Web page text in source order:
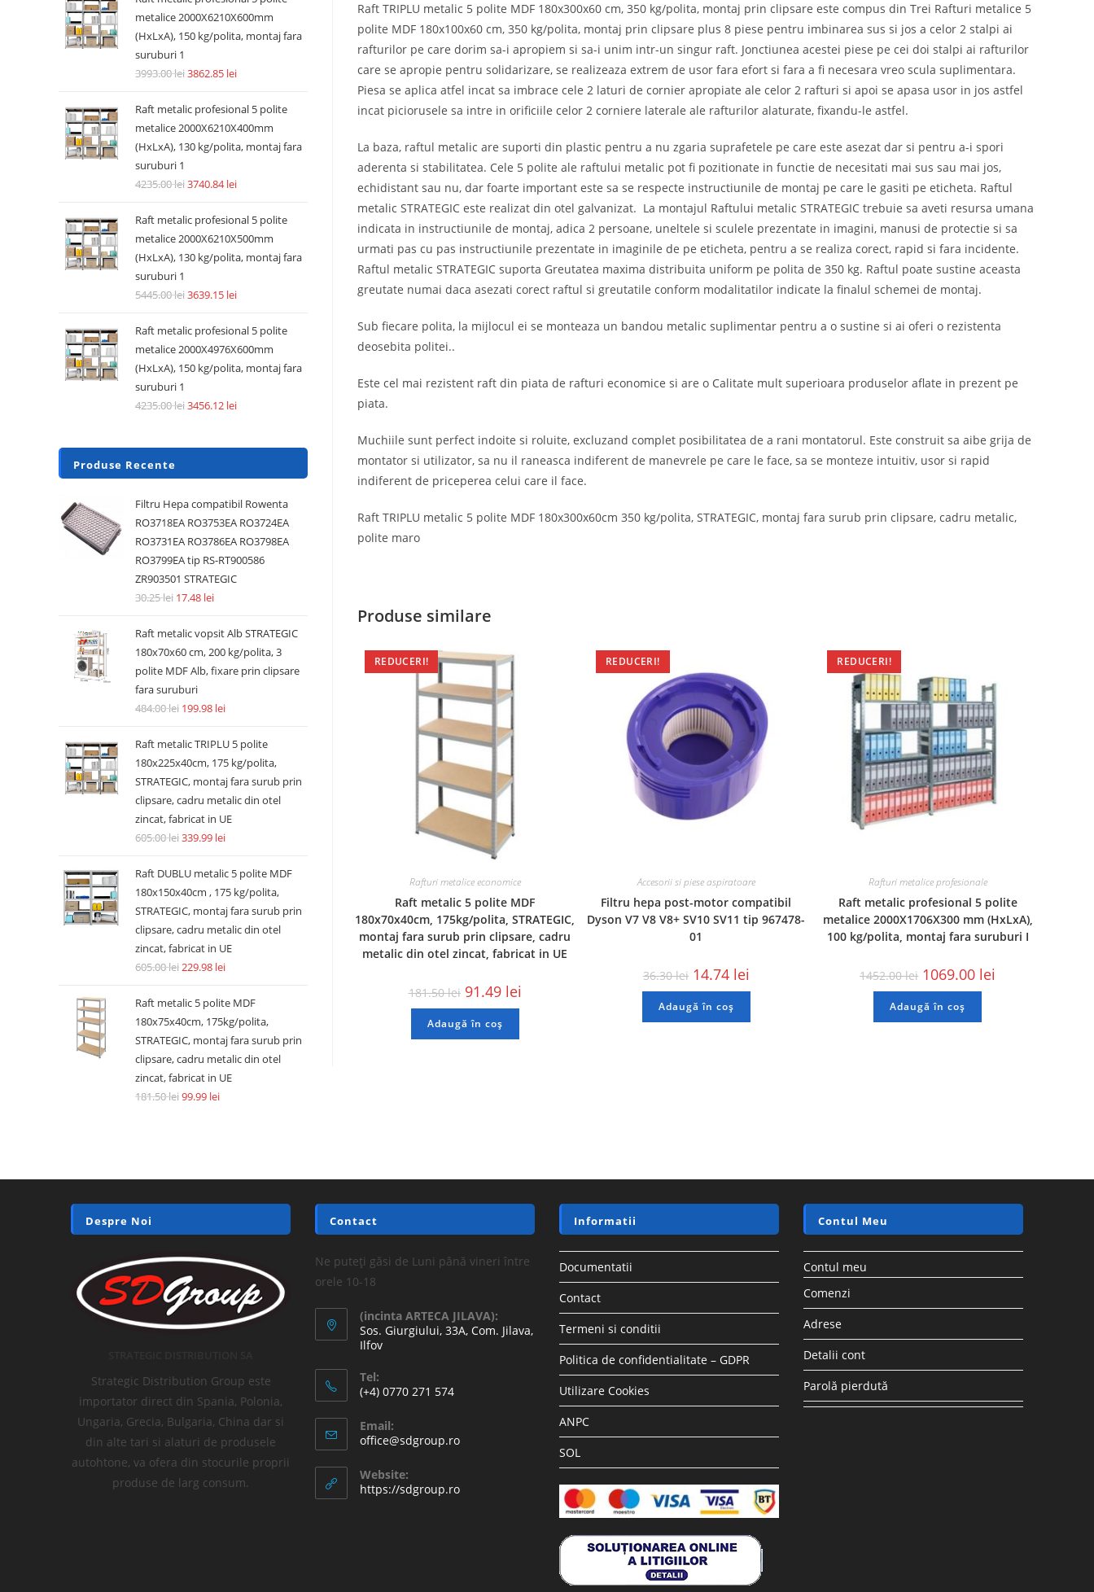
Raft TRIPLU metalic 5 polite MDF 180x300x60 cm, 350 kg/polita, montaj prin clipsare este compus din Trei Rafturi metalice 5
polite MDF 180x100x60 cm, 350 kg/polita, montaj prin clipsare plus 8 piese pentru imbinarea sus si jos a celor 2 stalpi ai
rafturilor pe care dorim sa-i apropiem si sa-i unim intr-un singur raft. Jonctiunea acestei piese pe cei doi stalpi ai rafturilor
care se apropie pentru solidarizare, se realizeaza extrem de usor fara efort si fara a fi necesara vreo scula suplimentara.
Piesa se aplica atfel incat sa imbrace cele 2 laturi de cornier apropiate ale celor 2 rafturi si apoi se apasa usor in jos astfel
incat piciorusele sa intre in orificiile celor 2 corniere laterale ale rafturilor alaturate, fixandu-le astfel.
La baza, raftul metalic are suporti din plastic pentru a nu zgaria suprafetele pe care este asezat dar si pentru a-i spori
aderenta si stabilitatea. Cele 5 polite ale raftului metalic pot fi pozitionate in functie de necesitati mai sus sau mai jos,
echidistant sau nu, dar foarte important este sa se respecte instructiunile de montaj pe care le gasiti pe eticheta. Raftul
metalic STRATEGIC este realizat din otel galvanizat. La montajul Raftului metalic STRATEGIC trebuie sa aveti resursa umana
indicata in instructiunile de montaj, adica 2 persoane, uneltele si sculele prezentate in imagini, manusi de protectie si sa
urmati pas cu pas instructiunile prezentate in imaginile de pe eticheta, pentru a se realiza corect, rapid si fara incidente.
Raftul metalic STRATEGIC suporta Greutatea maxima distribuita uniform pe polita de 350 kg. Raftul poate sustine aceasta
greutate numai daca asezati corect raftul si greutatile conform modalitatilor indicate la finalul schemei de montaj.
Sub fiecare polita, la mijlocul ei se monteaza un bandou metalic suplimentar pentru a o sustine si ai oferi o rezistenta
deosebita politei..
Este cel mai rezistent raft din piata de rafturi economice si are o Calitate mult superioara produselor aflate in prezent pe
piata.
Muchiile sunt perfect indoite si roluite, excluzand complet posibilitatea de a rani montatorul. Este construit sa aibe grija de
montator si utilizator, sa nu il raneasca indiferent de manevrele pe care le face, sa se monteze intuitiv, usor si rapid
indiferent de priceperea celui care il face.
Raft TRIPLU metalic 5 polite MDF 180x300x60cm 350 kg/polita, STRATEGIC, montaj fara surub prin clipsare, cadru metalic,
polite maro
Produse similare
REDUCERI!
Rafturi metalice economice
Raft metalic 5 polite MDF
180x70x40cm, 175kg/polita, STRATEGIC,
montaj fara surub prin clipsare, cadru
metalic din otel zincat, fabricat in UE
181.50lei 91.49 lei
Adaugă în coș
REDUCERI!
Accesorii si piese aspiratoare
Filtru hepa post-motor compatibil
Dyson V7 V8 V8+ SV10 SV11 tip 967478-
01
36.30lei 14.74 lei
Adaugă în coș
REDUCERI!
Rafturi metalice profesionale
Raft metalic profesional 5 polite
metalice 2000X1706X300 mm (HxLxA),
100 kg/polita, montaj fara suruburi I
1452.00lei 1069.00 lei
Adaugă în coș
metalice 2000X6210X600mm
(HxLxA), 150 kg/polita, montaj fara
suruburi 1
3993.00lei3862.85 lei
Raft metalic profesional 5 polite
metalice 2000X6210X400mm
(HxLxA), 130 kg/polita, montaj fara
suruburi 1
4235.00lei3740.84lei
Raft metalic profesional 5 polite
metalice 2000X6210X500mm
(HxLxA), 130 kg/polita, montaj fara
suruburi 1
5445.00lei3639.15 lei
Raft metalic profesional 5 polite
metalice 2000X4976X600mm
(HxLxA), 150 kg/polita, montaj fara
suruburi 1
4235.00lei3456.12 lei
Produse Recente
Filtru Hepa compatibil Rowenta
RO3718EA RO3753EA RO3724EA
RO3731EA RO3786EA RO3798EA
RO3799EA tip RS-RT900586
ZR903501 STRATEGIC
30.25lei 17.48 lei
Raft metalic vopsit Alb STRATEGIC
180x70x60 cm, 200 kg/polita, 3
polite MDF Alb, fixare prin clipsare
fara suruburi
484.00lei 199.98 lei
Raft metalic TRIPLU 5 polite
180x225x40cm, 175 kg/polita,
STRATEGIC, montaj fara surub prin
clipsare, cadru metalic din otel
zincat, fabricat in UE
605.00lei339.99 lei
Raft DUBLU metalic 5 polite MDF
180x150x40cm , 175 kg/polita,
STRATEGIC, montaj fara surub prin
clipsare, cadru metalic din otel
zincat, fabricat in UE
605.00lei229.98 lei
Raft metalic 5 polite MDF
180x75x40cm, 175kg/polita,
STRATEGIC, montaj fara surub prin
clipsare, cadru metalic din otel
zincat, fabricat in UE
181.50lei99.99 lei
Despre Noi
Strategic Distribution Group este
importator direct din Spania, Polonia,
Ungaria, Grecia, Bulgaria, China dar si
din alte tari si alaturi de produsele
autohtone, va ofera din stocurile proprii
produse de larg consum.
Contact
Ne puteți găsi de Luni până vineri între
orele 10-18
(incinta ARTECA JILAVA):
Sos. Giurgiului, 33A, Com. Jilava,
Ilfov
Tel:
(+4) 0770 271 574
Email:
office@sdgroup.ro
Website:
https://sdgroup.ro
Informatii
Documentatii
Contact
Termeni si conditii
Politica de confidentialitate – GDPR
Utilizare Cookies
ANPC
SOL
Contul Meu
Contul meu
Comenzi
Adrese
Detalii cont
Parolă pierdută